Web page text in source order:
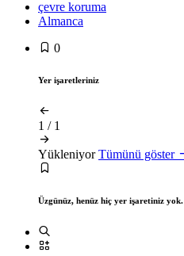
çevre koruma
Almanca
0
Yer işaretleriniz
1 / 1
YükleniyorTümünü göster
Üzgünüz, henüz hiç yer işaretiniz yok.